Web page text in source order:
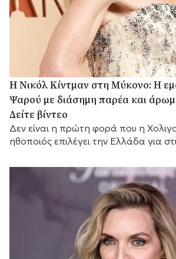
H Νικόλ Κίντμαν στη Μύκονο: Η
Ψαρού με διάσημη παρέα και
Δείτε βίντεο
Δεν είναι η πρώτη φορά που η
ηθοποιός επιλέγει την Ελλάδα για